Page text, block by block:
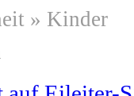
» Kinder